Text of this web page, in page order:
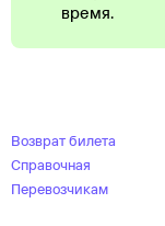
время.
Возврат билета
Справочная
Перевозчикам